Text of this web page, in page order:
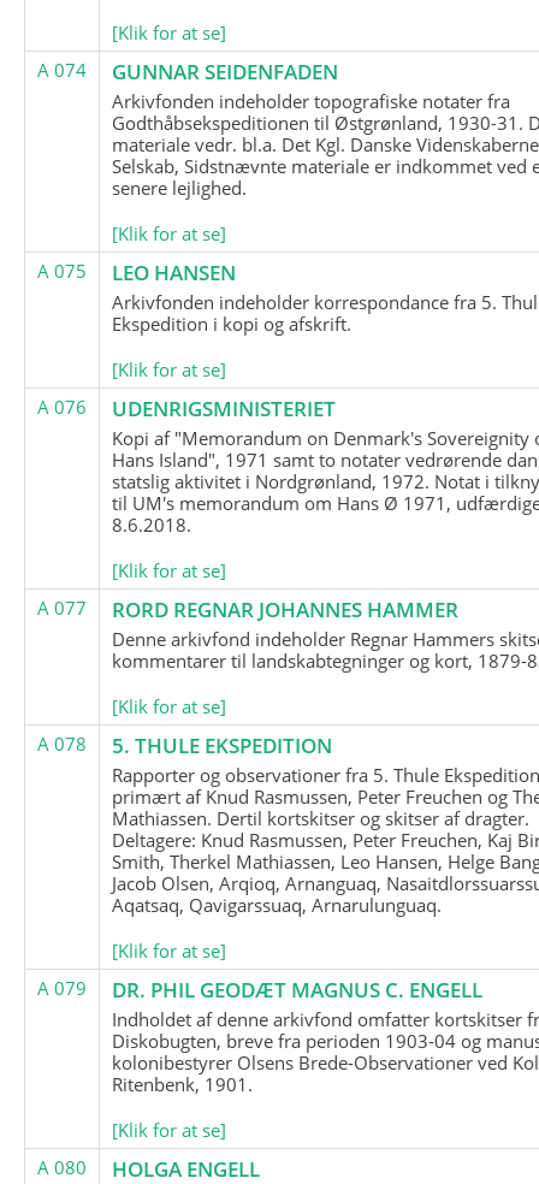
[Klik for at se]
A 074
GUNNAR SEIDENFADEN
Arkivfonden indeholder topografiske notater fra
Godthåbsekspeditionen til Østgrønland, 1930-31.
materiale vedr. bl.a. Det Kgl. Danske
Selskab, Sidstnævnte materiale er indkommet ved
senere lejlighed.
[Klik for at se]
A 075
LEO HANSEN
Arkivfonden indeholder korrespondance fra 5.
Ekspedition i kopi og afskrift.
[Klik for at se]
A 076
UDENRIGSMINISTERIET
Kopi af "Memorandum on Denmark's Sovereignity
Hans Island", 1971 samt to notater vedrørende
statslig aktivitet i Nordgrønland, 1972. Notat i
til UM's memorandum om Hans Ø 1971,
8.6.2018.
[Klik for at se]
A 077
RORD REGNAR JOHANNES HAMMER
Denne arkivfond indeholder Regnar Hammers
kommentarer til landskabtegninger og kort, 1879-
[Klik for at se]
A 078
5. THULE EKSPEDITION
Rapporter og observationer fra 5. Thule
primært af Knud Rasmussen, Peter Freuchen og
Mathiassen. Dertil kortskitser og skitser af dragter.
Deltagere: Knud Rasmussen, Peter Freuchen, Kaj
Smith, Therkel Mathiassen, Leo Hansen, Helge
Jacob Olsen, Arqioq, Arnanguaq,
Aqatsaq, Qavigarssuaq, Arnarulunguaq.
[Klik for at se]
A 079
DR. PHIL GEODÆT MAGNUS C. ENGELL
Indholdet af denne arkivfond omfatter kortskitser
Diskobugten, breve fra perioden 1903-04 og
kolonibestyrer Olsens Brede-Observationer ved
Ritenbenk, 1901.
[Klik for at se]
A 080
HOLGA ENGELL